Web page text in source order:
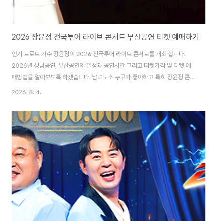
2026 장윤정 전국투어 라이브 콘서트 부산공연 티켓 예매하기
인기 트로트 가수 장윤정이 2026 전국투어 라이브 콘서트를 개최 합니다.
2026년 성남공연, 부산공연의 일정과 공연시간 그리고 티켓가격 및 티켓 예
매방법을 알아보도록 하겠습니다. 남녀노소 누구가 좋아하고 특히 장윤정 콘서
트 공연은 부모님들의 효도 선물로도 인기가 아주 높습니다. 1. 2026 장윤정
성남 공연2026.09.05 (토) 오후 2시 / 오후 6시성남아트센트 오페라하우스
2. 부산 공연2026.10.17 (토) 오후 2시 /오후 6시KBS부산홀 2026 가수 장
윤정의 라이브 콘서트인 성 공연과 부산공연의 티켓 예매 방법은 인터파크 티
켓과 예스24티켓을 통하여 1인 4매까지 구매하실 수 있습니다. 앞으로의 추
가 ..
2026. 8. 4.